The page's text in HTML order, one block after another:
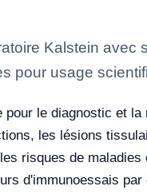
Kalstein avec
pour usage
le diagnostic et
les lésions
risques de
d'immunoessais